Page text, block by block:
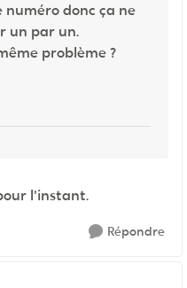
numéro donc ça ne
un par un.
problème ?
l'instant.
Répondre